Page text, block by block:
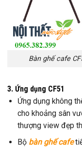
Bàn ghế cafe
3. Ứng dụng CF51
Ứng dụng không
cho khoảng sân
thượng view đẹp
Bộ bàn ghế cafe